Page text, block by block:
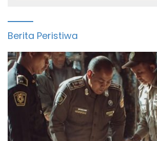
Berita Peristiwa